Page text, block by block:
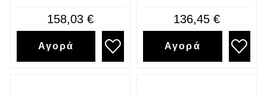
158,03 €
Αγορά
136,45 €
Αγορά